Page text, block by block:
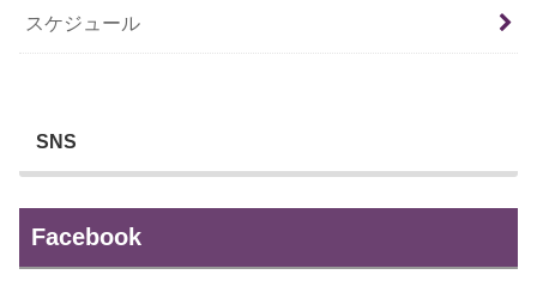
スケジュール
SNS
Facebook